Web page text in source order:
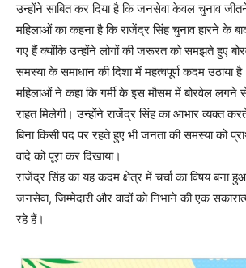
उन्होंने साबित कर दिया है कि जनसेवा केवल चुनाव
महिलाओं का कहना है कि राजेंद्र सिंह चुनाव हारने के
गए हैं क्योंकि उन्होंने लोगों की जरूरत को समझते हुए
समस्या के समाधान की दिशा में महत्वपूर्ण कदम उठाया
महिलाओं ने कहा कि गर्मी के इस मौसम में बोरवेल लगने
राहत मिलेगी। उन्होंने राजेंद्र सिंह का आभार व्यक्त
बिना किसी पद पर रहते हुए भी जनता की समस्या को
वादे को पूरा कर दिखाया।
राजेंद्र सिंह का यह कदम क्षेत्र में चर्चा का विषय बना
जनसेवा, जिम्मेदारी और वादों को निभाने की एक
रहे हैं।